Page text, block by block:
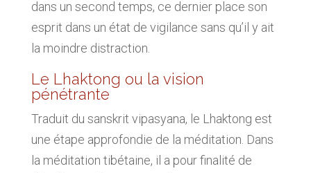
dans un second temps, ce dernier place son
esprit dans un état de vigilance sans qu’il y ait
la moindre distraction.
Le Lhaktong ou la vision
pénétrante
Traduit du sanskrit vipasyana, le Lhaktong est
une étape approfondie de la méditation. Dans
la méditation tibétaine, il a pour finalité de